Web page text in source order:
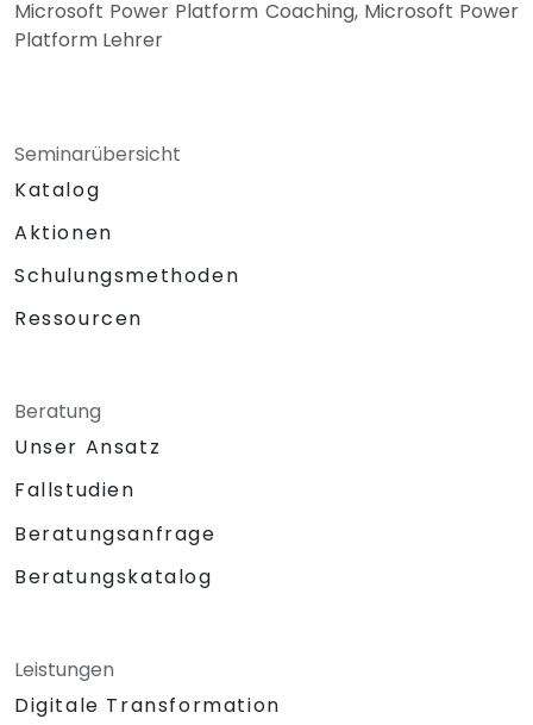
Microsoft Power Platform Coaching, Microsoft Power
Platform Lehrer
Seminarübersicht
Katalog
Aktionen
Schulungsmethoden
Ressourcen
Beratung
Unser Ansatz
Fallstudien
Beratungsanfrage
Beratungskatalog
Leistungen
Digitale Transformation